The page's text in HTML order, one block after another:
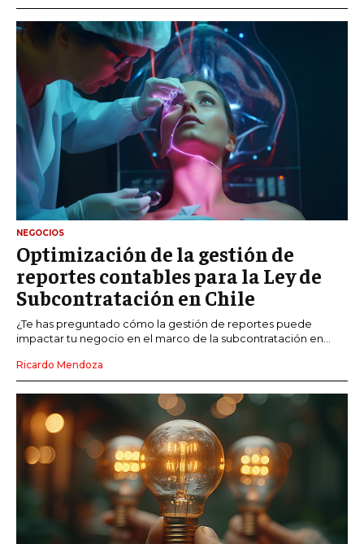
NEGOCIOS
Optimización de la gestión de
reportes contables para la Ley de
Subcontratación en Chile
¿Te has preguntado cómo la gestión de reportes puede
impactar tu negocio en el marco de la subcontratación en...
Ricardo Mendoza